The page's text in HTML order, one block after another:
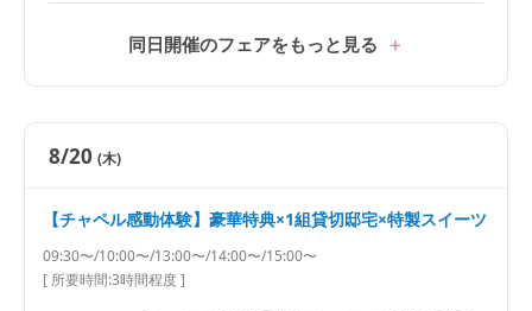
同日開催のフェアをもっと見る
8/20 (木)
【チャペル感動体験】豪華特典×1組貸切邸宅×特製スイーツ
09:30〜/10:00〜/13:00〜/14:00〜/15:00〜
[ 所要時間:3時間程度]